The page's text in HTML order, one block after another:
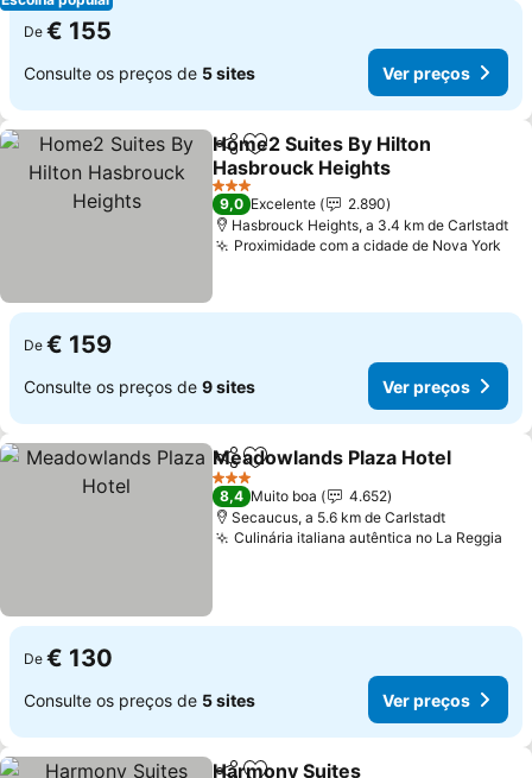
De € 155
Consulte os preços de 5 sites Ver preços
PartilharAdicionar aos favoritos
Home2 Suites By Hilton
Hasbrouck Heights
3 Estrelas
9,0 Excelente
2.890
Hasbrouck Heights, a 3.4 km de Carlstadt
Proximidade com a cidade de Nova York
De € 159
Consulte os preços de 9 sites Ver preços
PartilharAdicionar aos favoritos
Meadowlands Plaza Hotel
3 Estrelas
8,4 Muito boa
4.652
Secaucus, a 5.6 km de Carlstadt
Culinária italiana autêntica no La Reggia
De € 130
Consulte os preços de 5 sites Ver preços
Harmony Suites